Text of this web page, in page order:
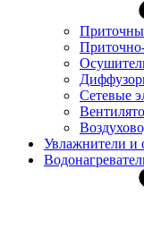
Сетевые
Увлажнители и